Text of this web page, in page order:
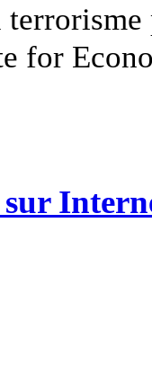
for
sur